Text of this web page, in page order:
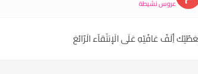
عروس نشيطة
أِلَفُ عَافُيّهِ عَلَى الَإنتًقآء الَرٌائعَ